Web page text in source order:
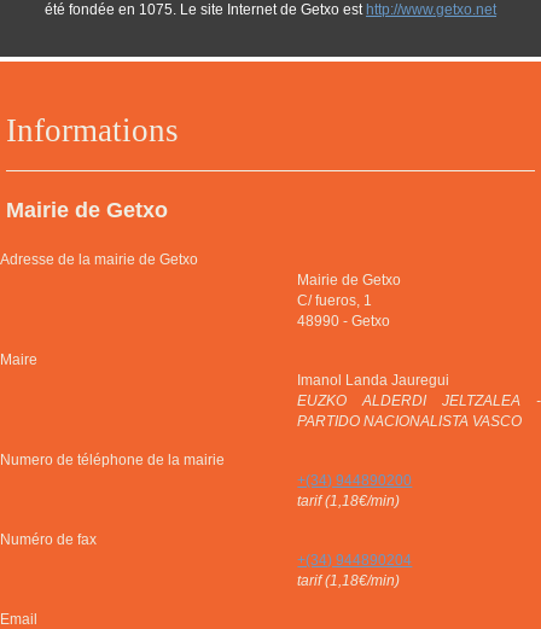
Informations
Mairie de Getxo
Adresse de la mairie de Getxo
Mairie de Getxo
C/ fueros, 1
48990 -Getxo
Maire
Imanol Landa Jauregui
EUZKO ALDERDI JELTZALEA -
PARTIDO NACIONALISTA VASCO
Numero de téléphone de la mairie
+(34) 944890200
tarif (1,18€/min)
Numéro de fax
+(34) 944890204
tarif (1,18€/min)
Email
été fondée en 1075. Le site Internet de Getxo est http://www.getxo.net